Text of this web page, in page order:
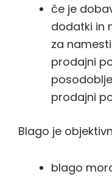
če je
dodatki in
za
prodajni
prodajni
Blago je
blago